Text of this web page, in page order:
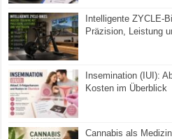
Intelligente ZYCLE-
Präzision, Leistung
Insemination (IUI):
Kosten im Überblick
Cannabis als